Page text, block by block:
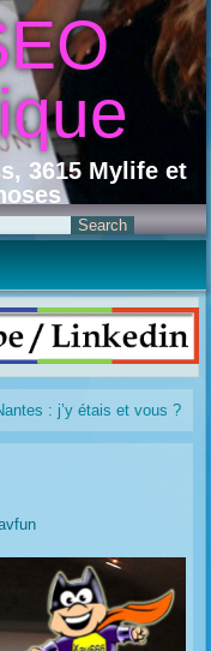
3615 Mylife et
: j’y étais et vous ?